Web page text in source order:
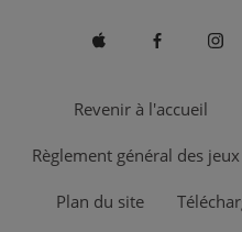
Revenir à l'accueil
Règlement général des jeux
Plan du site